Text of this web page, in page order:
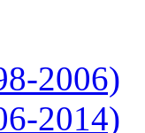
2006)
2014)